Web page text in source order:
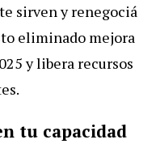
sirven y renegociá
eliminado mejora
y libera recursos
tu capacidad